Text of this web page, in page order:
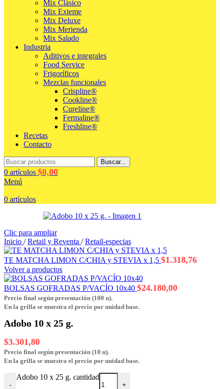
Mix Clásico
Mix Exteme
Mix Deluxe
Mix Merienda
Mix Salado
Industria
Aditivos e integrales
Food Service
Frigoríficos
Mezclas funcionales
Crispline®
Cookline®
Cureline®
Fermaline®
Freshline®
Recetas
Contacto
Buscar...
0 artículos $0,00
Menú
0 artículos
Clic para ampliar
Inicio / Retail y Reventa / Retail-especias
TE MATCHA LIMON C/CHIA y STEVIA x 1,5 $1.318,76
Volver a productos
BOLSAS GOFRADAS P/VACÍO 10x40 $24.180,00
Precio final según presentación (100 u).
En la grilla se muestra el precio por unidad base.
Adobo 10 x 25 g.
$3.301,80
Precio final según presentación (10 u).
En la grilla se muestra el precio por unidad base.
-
Adobo 10 x 25 g. cantidad
+